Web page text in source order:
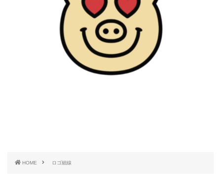
HOME ロゴ細線